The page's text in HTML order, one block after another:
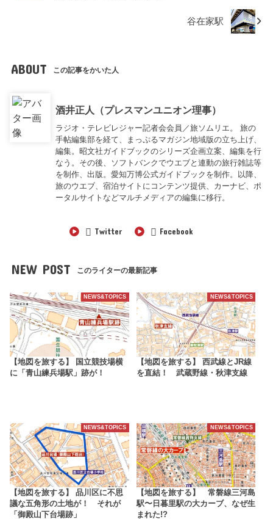
谷在家駅
ABOUT この記事をかいた人
酒井正人（プレスマンユニオン理事）
ラジオ・テレビレジャー記者会会員／旅ソムリエ。 旅の
手帖編集部を経て、まっぷるマガジン地域版の立ち上げ、
編集。昭文社ガイドブックのシリーズ企画立案、編集を行
なう。その後、ソフトバンクでウエブと連動の旅行雑誌等
を制作、出版。愛知万博公式ガイドブックを制作。以降、
旅のウエブ、宿泊サイトにコンテンツ提供、カーナビ、ポ
ータルサイトなどマルチメディアの編集に移行。
Twitter Facebook
NEW POST このライターの最新記事
NEWS&TOPICS
【地図を旅する】 国立競技場横
に「青山練兵場駅」跡が！
NEWS&TOPICS
【地図を旅する】 西武線とJR線
を直結！ 武蔵野線・秋津支線
NEWS&TOPICS
【地図を旅する】 品川区に不思
議な五角形の土地が！ それが
「御殿山下台場跡」
NEWS&TOPICS
【地図を旅する】 常磐線三河島
駅〜日暮里駅の大カーブ、なぜ生
まれた!?